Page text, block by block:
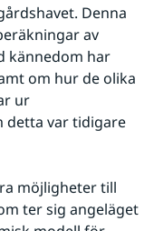
Denna
av
kännedom har
om hur de olika
ur
detta var tidigare
möjligheter till
ter sig angeläget